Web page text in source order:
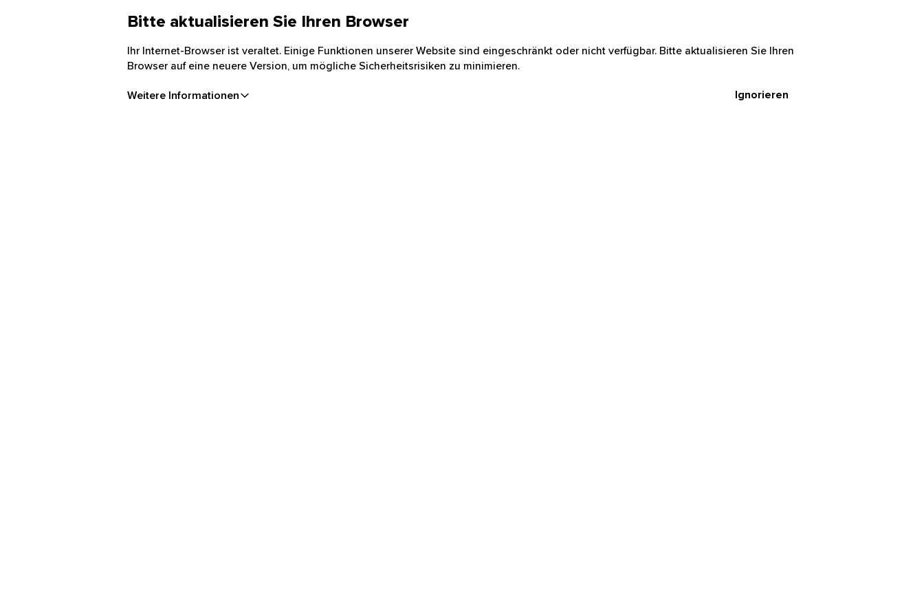
Bitte aktualisieren Sie Ihren Browser
Ihr Internet-Browser ist veraltet. Einige Funktionen unserer Website sind eingeschränkt oder nicht verfügbar. Bitte aktualisieren Sie Ihren
Browser auf eine neuere Version, um mögliche Sicherheitsrisiken zu minimieren.
Weitere Informationen Ignorieren